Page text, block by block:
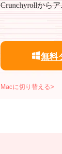
Crunchyrollから
無料
Macに切り替える>